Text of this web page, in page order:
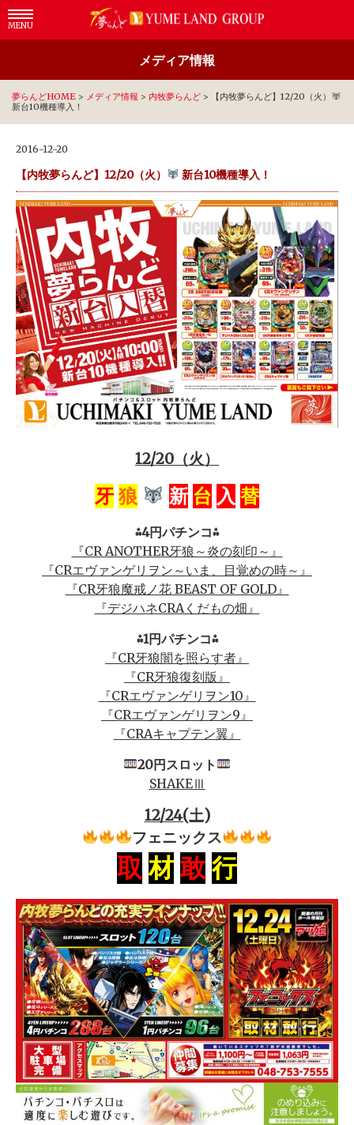
MENU
メディア情報
夢らんどHOME > メディア情報 > 内牧夢らんど >
【内牧夢らんど】12/20（火）
新台10機種導入！
2016-12-20
【内牧夢らんど】12/20（火） 新台10機種導入！
12/20（火）
牙 狼 新 台 入 替
⁂4円パチンコ⁂
『CR ANOTHER牙狼～炎の刻印～』
『CRエヴァンゲリヲン～いま、目覚めの時～』
『CR牙狼魔戒ノ花 BEAST OF GOLD』
『デジハネCRAくだもの畑』
⁂1円パチンコ⁂
『CR牙狼闇を照らす者』
『CR牙狼復刻版』
『CRエヴァンゲリヲン10』
『CRエヴァンゲリヲン9』
『CRAキャプテン翼』
20円スロット
SHAKEⅢ
12/24(土)
フェニックス
取 材 敢 行